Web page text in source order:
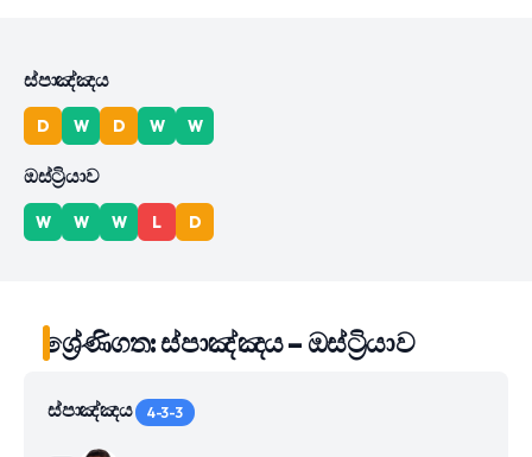
ස්පාඤ්ඤය
D W D W W
ඔස්ට්‍රියාව
W W W L D
ශ්‍රේණිගත: ස්පාඤ්ඤය – ඔස්ට්‍රියාව
ස්පාඤ්ඤය 4-3-3